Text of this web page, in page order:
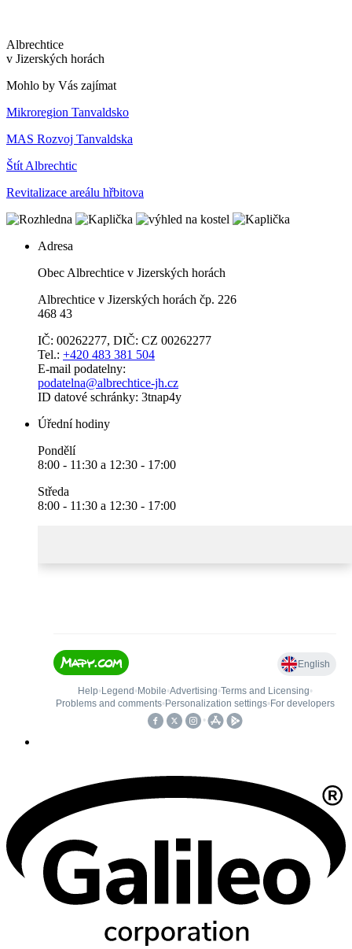
Albrechtice
v Jizerských horách
Mohlo by Vás zajímat
Mikroregion Tanvaldsko
MAS Rozvoj Tanvaldska
Štít Albrechtic
Revitalizace areálu hřbitova
Adresa
Obec Albrechtice v Jizerských horách
Albrechtice v Jizerských horách čp. 226
468 43
IČ: 00262277, DIČ: CZ 00262277
Tel.: +420 483 381 504
E-mail podatelny:
podatelna@albrechtice-jh.cz
ID datové schránky: 3tnap4y
Úřední hodiny
Pondělí
8:00 - 11:30 a 12:30 - 17:00
Středa
8:00 - 11:30 a 12:30 - 17:00